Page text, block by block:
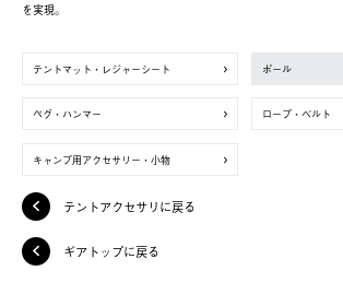
を実現。
テントマット・レジャーシート ポール
ペグ・ハンマー ロープ・ベルト
キャンプ用アクセサリー・小物
テントアクセサリに戻る
ギアトップに戻る